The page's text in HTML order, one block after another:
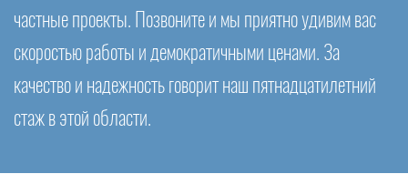
частные проекты. Позвоните и мы приятно удивим вас
скоростью работы и демократичными ценами. За
качество и надежность говорит наш пятнадцатилетний
стаж в этой области.